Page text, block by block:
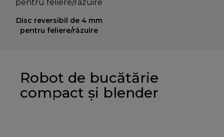
Disc reversibil de 4 mm
pentru feliere/răzuire
Robot de bucătărie
compact și blender